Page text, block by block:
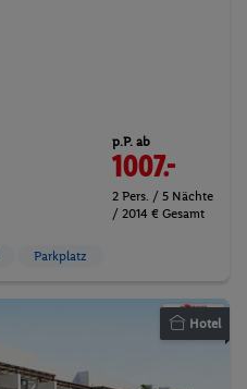
p.P. ab
1007.-
2 Pers. / 5 Nächte
/ 2014 € Gesamt
Parkplatz
Hotel